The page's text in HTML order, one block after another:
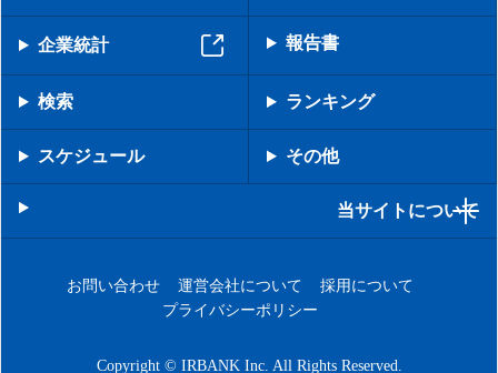
企業統計 報告書
検索 ランキング
スケジュール その他
当サイトについて
お問い合わせ 運営会社について
採用について
プライバシーポリシー
Copyright © IRBANK Inc. All Rights Reserved.